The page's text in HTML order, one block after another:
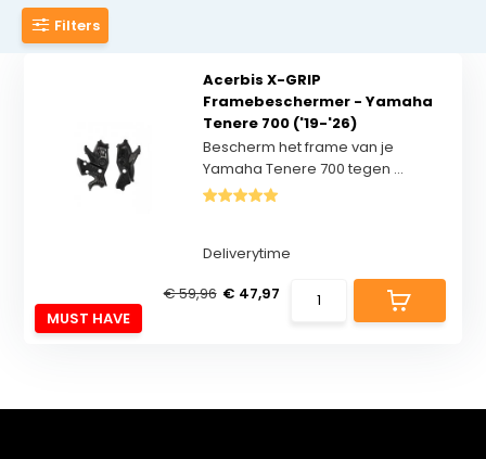
Filters
MUST HAVE
Acerbis X-GRIP
Framebeschermer - Yamaha
Tenere 700 ('19-'26)
Bescherm het frame van je
Yamaha Tenere 700 tegen ...
Deliverytime
€ 59,96 € 47,97